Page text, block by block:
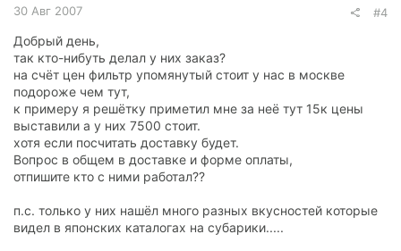
30 Авг 2007 #4
Добрый день,
так кто-нибуть делал у них заказ?
на счёт цен фильтр упомянутый стоит у нас в москве
подороже чем тут,
к примеру я решётку приметил мне за неё тут 15к цены
выставили а у них 7500 стоит.
хотя если посчитать доставку будет.
Вопрос в общем в доставке и форме оплаты,
отпишите кто с ними работал??
п.с. только у них нашёл много разных вкусностей которые
видел в японских каталогах на субарики.....